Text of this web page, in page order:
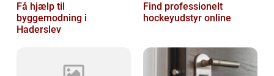
Få hjælp til
byggemodning i
Haderslev
Find professionelt
hockeyudstyr online